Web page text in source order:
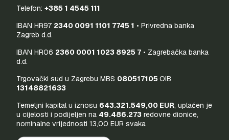
Telefon: +385 1 4545 111
IBAN HR97 2340 0091 1101 7745 1 • Privredna banka
Zagreb d.d.
IBAN HR06 2360 0001 1023 8925 7 • Zagrebačka banka
d.d.
Trgovački sud u Zagrebu MBS 080517105OIB
13148821633
Temeljni kapital u iznosu 643.321.549,00 EUR, uplaćen je
u cijelosti i podijeljen na 49.486.273 redovne dionice,
nominalne vrijednosti 13,00 EUR svaka